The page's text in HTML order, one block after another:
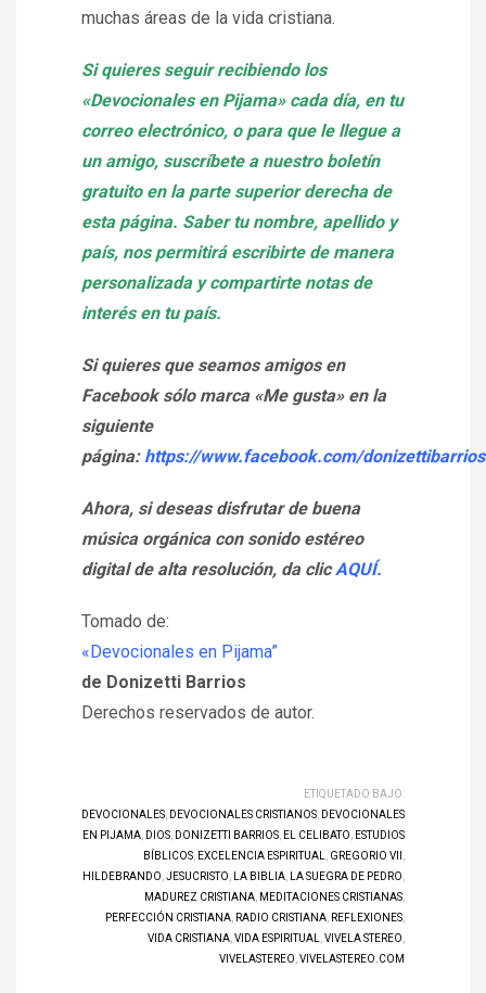
muchas áreas de la vida cristiana.
Si quieres seguir recibiendo los
«Devocionales en Pijama» cada día, en tu
correo electrónico, o para que le llegue a
un amigo, suscríbete a nuestro boletín
gratuito en la parte superior derecha de
esta página. Saber tu nombre, apellido y
país, nos permitirá escribirte de manera
personalizada y compartirte notas de
interés en tu país.
Si quieres que seamos amigos en
Facebook sólo marca «Me gusta» en la
siguiente
página: https://www.facebook.com/donizettibarrios
Ahora, si deseas disfrutar de buena
música orgánica con sonido estéreo
digital de alta resolución, da clicAQUÍ.
Tomado de:
«Devocionales en Pijama”
de Donizetti Barrios
Derechos reservados de autor.
ETIQUETADO BAJO:
DEVOCIONALES DEVOCIONALES CRISTIANOS DEVOCIONALES
EN PIJAMA DIOS DONIZETTI BARRIOS EL CELIBATO
ESTUDIOS
BÍBLICOS EXCELENCIA ESPIRITUAL GREGORIO VII
HILDEBRANDO JESUCRISTO LA BIBLIA LA SUEGRA DE PEDRO
MADUREZ CRISTIANA MEDITACIONES CRISTIANAS
PERFECCIÓN CRISTIANA RADIO CRISTIANA REFLEXIONES
VIDA CRISTIANA VIDA ESPIRITUAL VIVELA STEREO
VIVELASTEREO VIVELASTEREO.COM